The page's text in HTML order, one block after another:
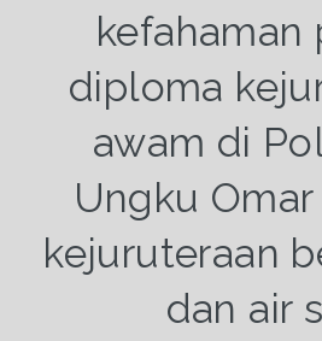
kefahaman
diploma
awam di
Ungku
kejuruteraan
dan air